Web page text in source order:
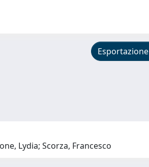
Esportazione
Lydia; Scorza, Francesco